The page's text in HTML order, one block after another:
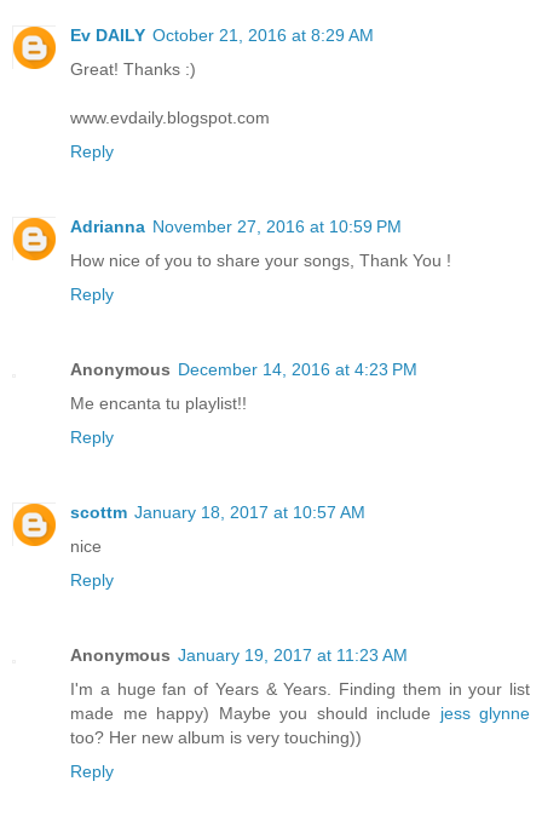
Ev DAILY October 21, 2016 at 8:29 AM
Great! Thanks :)
www.evdaily.blogspot.com
Reply
Adrianna November 27, 2016 at 10:59 PM
How nice of you to share your songs, Thank You !
Reply
Anonymous December 14, 2016 at 4:23 PM
Me encanta tu playlist!!
Reply
scottm January 18, 2017 at 10:57 AM
nice
Reply
Anonymous January 19, 2017 at 11:23 AM
I'm a huge fan of Years & Years. Finding them in your list
made me happy) Maybe you should include jess glynne
too? Her new album is very touching))
Reply